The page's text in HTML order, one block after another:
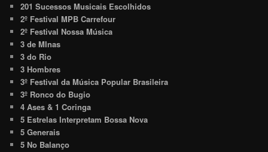
201 Sucessos Musicais Escolhidos
2º Festival MPB Carrefour
2º Festival Nossa Música
3 de MInas
3 do Rio
3 Hombres
3º Festival da Música Popular Brasileira
3º Ronco do Bugio
4 Ases & 1 Coringa
5 Estrelas Interpretam Bossa Nova
5 Generais
5 No Balanço